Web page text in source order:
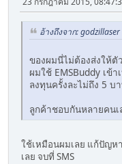
อ้างถึงจาก:
ของผมนี่ไม่ต้องส่งให้ตั
ผมใช้ EMSBuddy เข้
ลงทุนครั้งละไม่ถึง 5 บ
ลูกค้าชอบกันหลายคนเ
ใช้เหมือนผมเลย แก้ปัญห
เลย จบที่ SMS